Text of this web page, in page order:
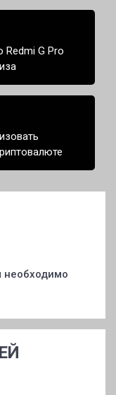
Redmi G Pro
необходимо